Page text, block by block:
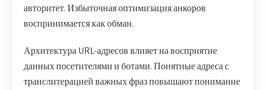
авторитет. Избыточная оптимизация анкоров
воспринимается как обман.
Архитектура URL-адресов влияет на восприятие
данных посетителями и ботами. Понятные адреса с
транслитерацией важных фраз повышают понимание